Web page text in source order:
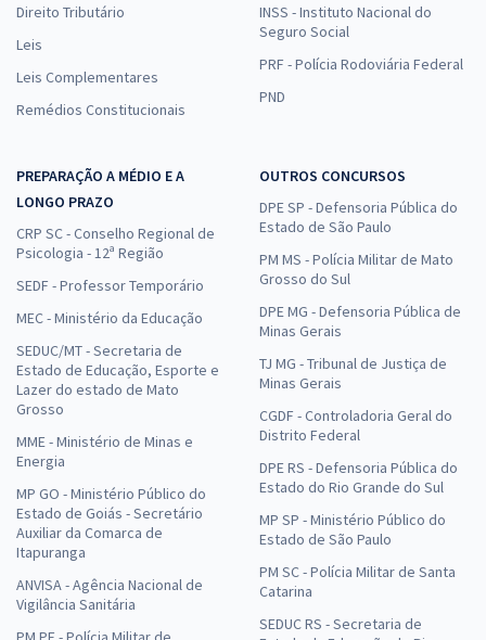
Direito Tributário
Leis
Leis Complementares
Remédios Constitucionais
INSS - Instituto Nacional do
Seguro Social
PRF - Polícia Rodoviária Federal
PND
PREPARAÇÃO A MÉDIO E A
LONGO PRAZO
CRP SC - Conselho Regional de
Psicologia - 12ª Região
SEDF - Professor Temporário
MEC - Ministério da Educação
SEDUC/MT - Secretaria de
Estado de Educação, Esporte e
Lazer do estado de Mato
Grosso
MME - Ministério de Minas e
Energia
MP GO - Ministério Público do
Estado de Goiás - Secretário
Auxiliar da Comarca de
Itapuranga
ANVISA - Agência Nacional de
Vigilância Sanitária
OUTROS CONCURSOS
DPE SP - Defensoria Pública do
Estado de São Paulo
PM MS - Polícia Militar de Mato
Grosso do Sul
DPE MG - Defensoria Pública de
Minas Gerais
TJ MG - Tribunal de Justiça de
Minas Gerais
CGDF - Controladoria Geral do
Distrito Federal
DPE RS - Defensoria Pública do
Estado do Rio Grande do Sul
MP SP - Ministério Público do
Estado de São Paulo
PM SC - Polícia Militar de Santa
Catarina
SEDUC RS - Secretaria de